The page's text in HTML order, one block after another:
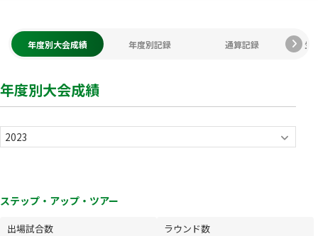
年度別大会成績 年度別記録 通算記録 生
年度別大会成績
ステップ・アップ・ツアー
出場試合数 ラウンド数